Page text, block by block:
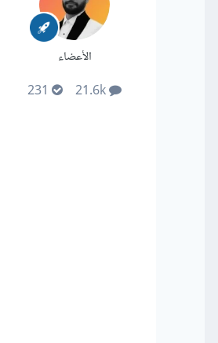
الأعضاء